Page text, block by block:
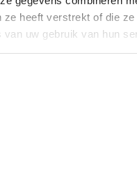
ze heeft verstrekt of die ze
uw gebruik van hun